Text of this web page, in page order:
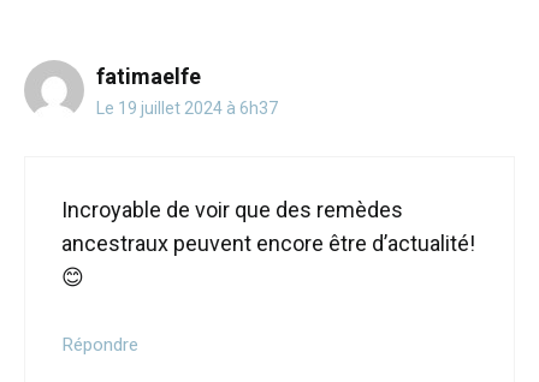
fatimaelfe
Le 19 juillet 2024 à 6h37
Incroyable de voir que des remèdes
ancestraux peuvent encore être d’actualité!
😊
Répondre